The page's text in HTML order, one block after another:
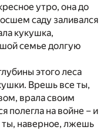
утро, она до
саду заливался
кукушка,
семье долгую
этого леса
Врешь все ты,
врала своим
полегла на войне – и
ты, наверное, лжешь